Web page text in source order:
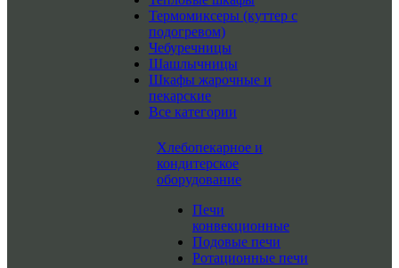
Термомиксеры (куттер с
подогревом)
Чебуречницы
Шашлычницы
Шкафы жарочные и
пекарские
Все категории
Хлебопекарное и
кондитерское
оборудование
Печи
конвекционные
Подовые печи
Ротационные печи